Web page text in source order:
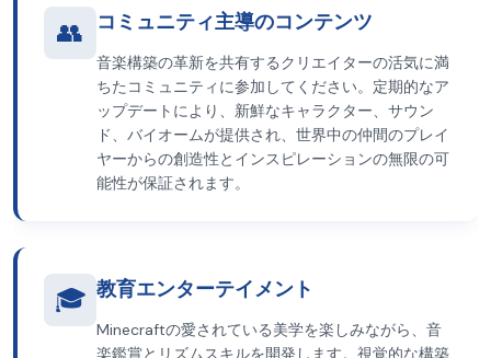
👥 コミュニティ主導のコンテンツ
音楽構築の革新を共有するクリエイターの活気に満
ちたコミュニティに参加してください。定期的なア
ップデートにより、新鮮なキャラクター、サウン
ド、バイオームが提供され、世界中の仲間のプレイ
ヤーからの創造性とインスピレーションの無限の可
能性が保証されます。
🎓 教育エンターテイメント
Minecraftの愛されている美学を楽しみながら、音
楽鑑賞とリズムスキルを開発します。視覚的な構築